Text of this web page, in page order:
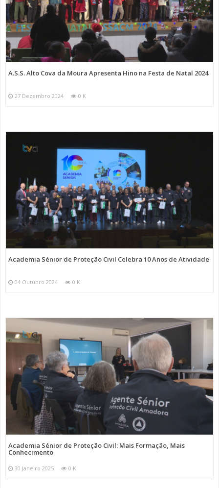
A.S.S. Alto Cova da Moura Apresenta Hino na Festa de Natal 2024
27 Dezembro 2024 0 K
Academia Sénior de Proteção Civil Celebra 10 Anos de Atividade
04 Outubro 2024 0 K
Academia Sénior de Proteção Civil: Mais Formação, Mais
Conhecimento
30 Janeiro 2025 0 K